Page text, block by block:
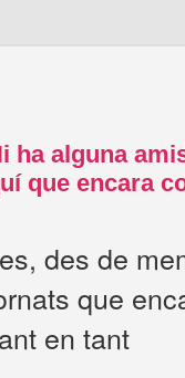
ha alguna
que encara
des de
que
en tant